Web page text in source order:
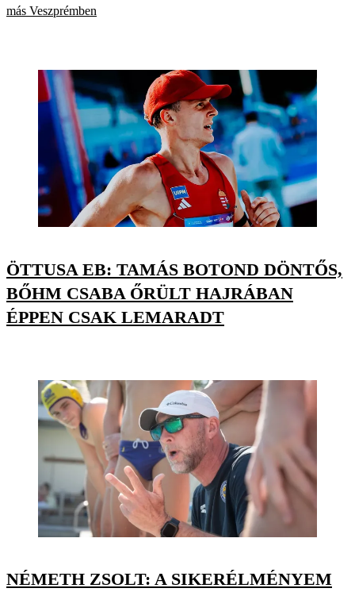
más Veszprémben
ÖTTUSA EB: TAMÁS BOTOND DÖNTŐS,
BŐHM CSABA ŐRÜLT HAJRÁBAN
ÉPPEN CSAK LEMARADT
NÉMETH ZSOLT: A SIKERÉLMÉNYEM